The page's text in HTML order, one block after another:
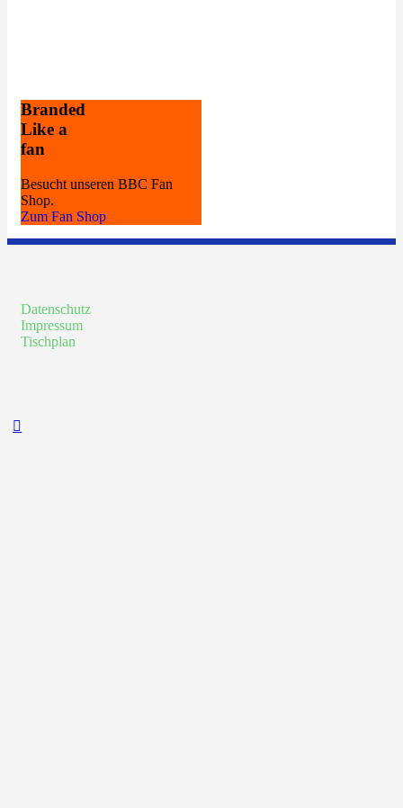
Branded
Like a
fan
Besucht unseren BBC Fan
Shop.
Zum Fan Shop
Datenschutz
Impressum
Tischplan